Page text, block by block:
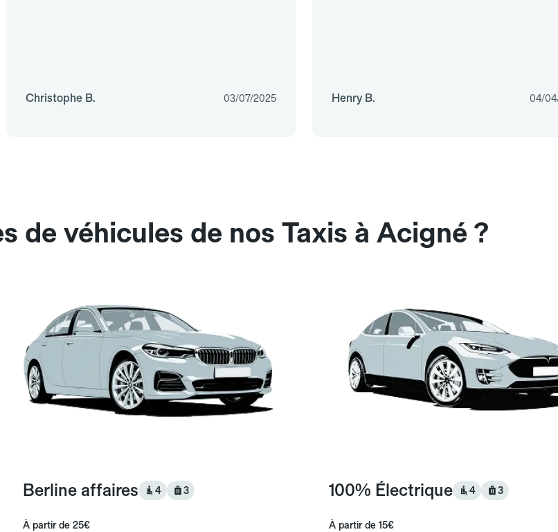
Christophe B. 03/07/2025 Henry B. 04/
de véhicules de nos Taxis à Acigné ?
Berline affaires 4 3
À partir de 25€
100% Électrique 4 3
À partir de 15€